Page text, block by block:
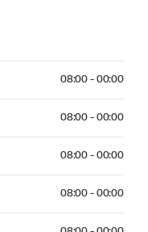
08:00 - 00:00
08:00 - 00:00
08:00 - 00:00
08:00 - 00:00